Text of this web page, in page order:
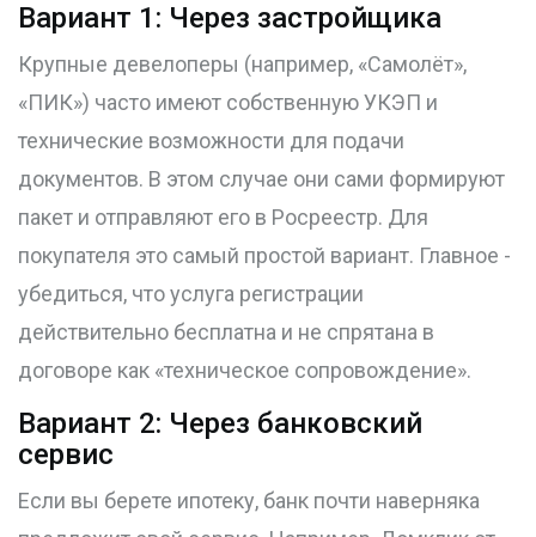
Вариант 1: Через застройщика
Крупные девелоперы (например, «Самолёт»,
«ПИК») часто имеют собственную УКЭП и
технические возможности для подачи
документов. В этом случае они сами формируют
пакет и отправляют его в Росреестр. Для
покупателя это самый простой вариант. Главное -
убедиться, что услуга регистрации
действительно бесплатна и не спрятана в
договоре как «техническое сопровождение».
Вариант 2: Через банковский
сервис
Если вы берете ипотеку, банк почти наверняка